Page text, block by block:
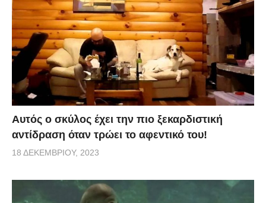
Αυτός ο σκύλος έχει την πιο ξεκαρδιστική
αντίδραση όταν τρώει το αφεντικό του!
18 ΔΕΚΕΜΒΡΊΟΥ, 2023